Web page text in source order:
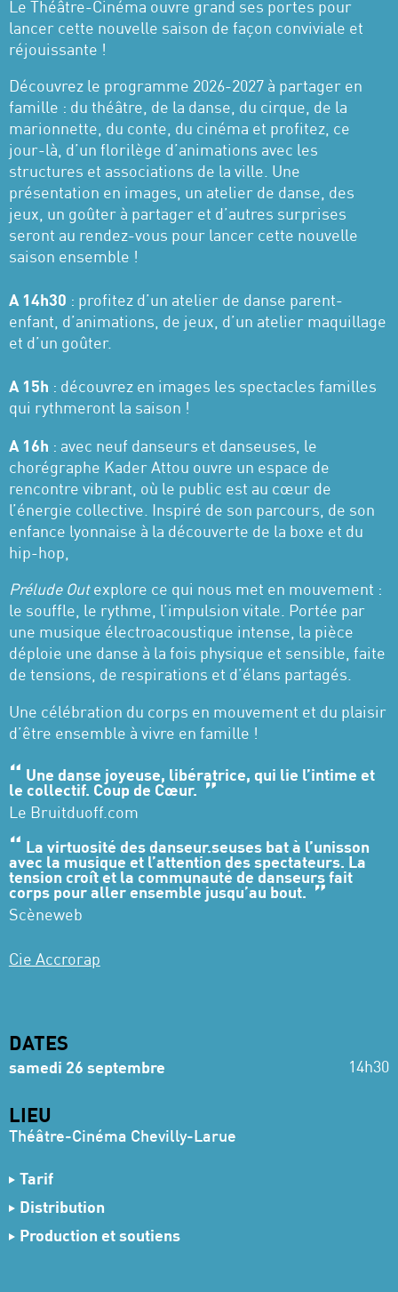
Le Théâtre-Cinéma ouvre grand ses portes pour
lancer cette nouvelle saison de façon conviviale et
réjouissante !
Découvrez le programme 2026-2027 à partager en
famille : du théâtre, de la danse, du cirque, de la
marionnette, du conte, du cinéma et profitez, ce
jour-là, d’un florilège d’animations avec les
structures et associations de la ville. Une
présentation en images, un atelier de danse, des
jeux, un goûter à partager et d’autres surprises
seront au rendez-vous pour lancer cette nouvelle
saison ensemble !
A 14h30 : profitez d’un atelier de danse parent-
enfant, d’animations, de jeux, d’un atelier maquillage
et d’un goûter.
A 15h : découvrez en images les spectacles familles
qui rythmeront la saison !
A 16h : avec neuf danseurs et danseuses, le
chorégraphe Kader Attou ouvre un espace de
rencontre vibrant, où le public est au cœur de
l’énergie collective. Inspiré de son parcours, de son
enfance lyonnaise à la découverte de la boxe et du
hip-hop,
Prélude Outexplore ce qui nous met en mouvement :
le souffle, le rythme, l’impulsion vitale. Portée par
une musique électroacoustique intense, la pièce
déploie une danse à la fois physique et sensible, faite
de tensions, de respirations et d’élans partagés.
Une célébration du corps en mouvement et du plaisir
d’être ensemble à vivre en famille !
Une danse joyeuse, libératrice, qui lie l’intime et
le collectif. Coup de Cœur.
Le Bruitduoff.com
La virtuosité des danseur.seuses bat à l’unisson
avec la musique et l’attention des spectateurs. La
tension croît et la communauté de danseurs fait
corps pour aller ensemble jusqu’au bout.
Scèneweb
Cie Accrorap
DATES
samedi 26 septembre 14h30
LIEU
Théâtre-Cinéma Chevilly-Larue
Tarif
Gratuit
Distribution
ChorégraphieKader Attou
Production et soutiens